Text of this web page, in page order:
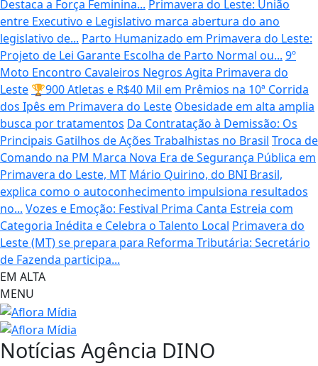
Destaca a Força Feminina... Primavera do Leste: União
entre Executivo e Legislativo marca abertura do ano
legislativo de... Parto Humanizado em Primavera do Leste:
Projeto de Lei Garante Escolha de Parto Normal ou... 9º
Moto Encontro Cavaleiros Negros Agita Primavera do
Leste 🏆900 Atletas e R$40 Mil em Prêmios na 10ª Corrida
dos Ipês em Primavera do Leste Obesidade em alta amplia
busca por tratamentos Da Contratação à Demissão: Os
Principais Gatilhos de Ações Trabalhistas no Brasil Troca de
Comando na PM Marca Nova Era de Segurança Pública em
Primavera do Leste, MT Mário Quirino, do BNI Brasil,
explica como o autoconhecimento impulsiona resultados
no... Vozes e Emoção: Festival Prima Canta Estreia com
Categoria Inédita e Celebra o Talento Local Primavera do
Leste (MT) se prepara para Reforma Tributária: Secretário
de Fazenda participa...
EM ALTA
MENU
Notícias Agência DINO